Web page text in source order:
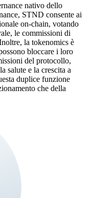
nativo dello
STND consente ai
on-chain, votando
le commissioni di
la tokenomics è
bloccare i loro
del protocollo,
salute e la crescita a
duplice funzione
che della